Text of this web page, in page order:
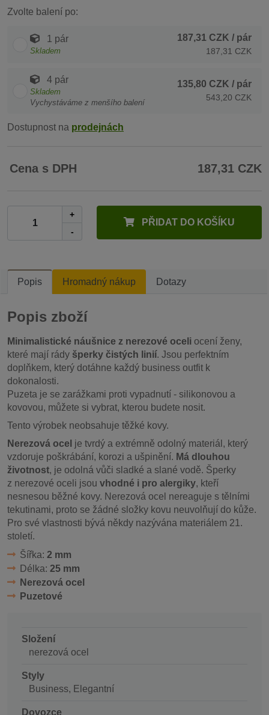
Zvolte balení po:
1 pár
Skladem
187,31 CZK / pár
187,31 CZK
4 pár
Skladem
Vychystáváme z menšího balení
135,80 CZK / pár
543,20 CZK
Dostupnost na prodejnách
Cena s DPH 187,31 CZK
+
-
PŘIDAT DO KOŠÍKU
Popis Hromadný nákup Dotazy
Popis zboží
Minimalistické náušnice z nerezové oceli ocení ženy,
které mají rády šperky čistých linií. Jsou perfektním
doplňkem, který dotáhne každý business outfit k
dokonalosti.
Puzeta je se zarážkami proti vypadnutí - silikonovou a
kovovou, můžete si vybrat, kterou budete nosit.
Tento výrobek neobsahuje těžké kovy.
Nerezová ocel je tvrdý a extrémně odolný materiál, který
vzdoruje poškrábání, korozi a ušpinění. Má dlouhou
životnost, je odolná vůči sladké a slané vodě. Šperky
z nerezové oceli jsou vhodné i pro alergiky, kteří
nesnesou běžné kovy. Nerezová ocel nereaguje s tělními
tekutinami, proto se žádné složky kovu neuvolňují do kůže.
Pro své vlastnosti bývá někdy nazývána materiálem 21.
století.
Šířka: 2 mm
Délka: 25 mm
Nerezová ocel
Puzetové
Složení
nerezová ocel
Styly
Business, Elegantní
Dovozce